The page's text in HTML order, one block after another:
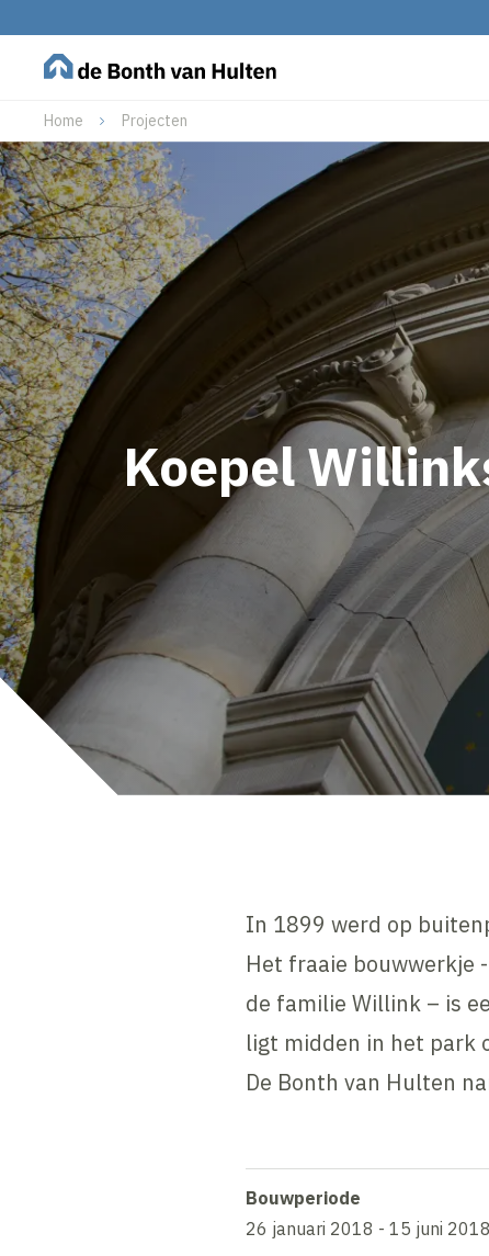
Home Projecten
Koepel
In 1899 werd op
Het fraaie bouwwerkje
de familie Willink – is
ligt midden in het park
De Bonth van Hulten
Bouwperiode
26 januari 2018 - 15 juni 2018